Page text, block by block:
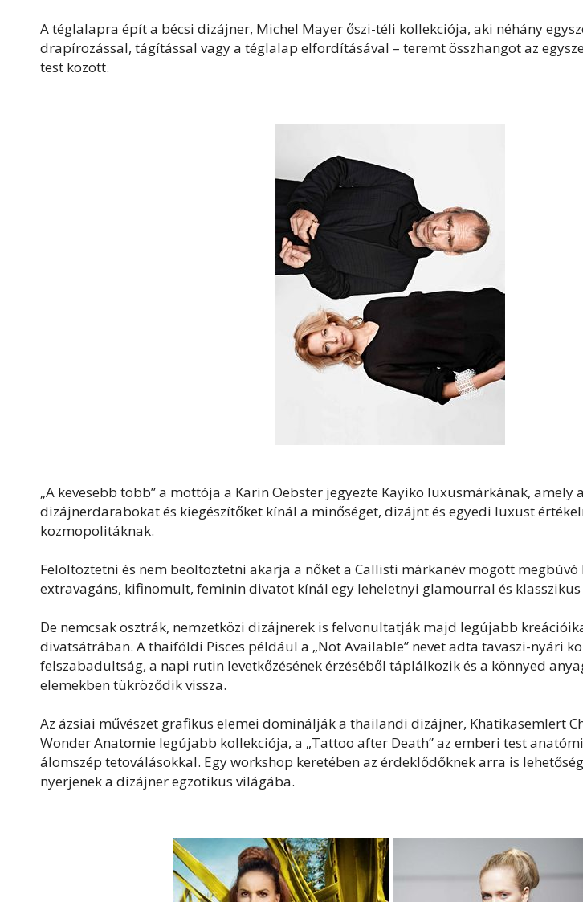
A téglalapra épít a bécsi dizájner, Michel Mayer őszi-téli kollekciója, aki néhány
drapírozással, tágítással vagy a téglalap elfordításával – teremt összhangot az
test között.
„A kevesebb több” a mottója a Karin Oebster jegyezte Kayiko luxusmárkának, amely
dizájnerdarabokat és kiegészítőket kínál a minőséget, dizájnt és egyedi luxust
kozmopolitáknak.
Felöltöztetni és nem beöltöztetni akarja a nőket a Callisti márkanév mögött
extravagáns, kifinomult, feminin divatot kínál egy leheletnyi glamourral és klasszikus
De nemcsak osztrák, nemzetközi dizájnerek is felvonultatják majd legújabb
divatsátrában. A thaiföldi Pisces például a „Not Available” nevet adta tavaszi-nyári
felszabadultság, a napi rutin levetkőzésének érzéséből táplálkozik és a könnyed
elemekben tükröződik vissza.
Az ázsiai művészet grafikus elemei dominálják a thailandi dizájner, Khatikasemlert
Wonder Anatomie legújabb kollekciója, a „Tattoo after Death” az emberi test
álomszép tetoválásokkal. Egy workshop keretében az érdeklődőknek arra is
nyerjenek a dizájner egzotikus világába.